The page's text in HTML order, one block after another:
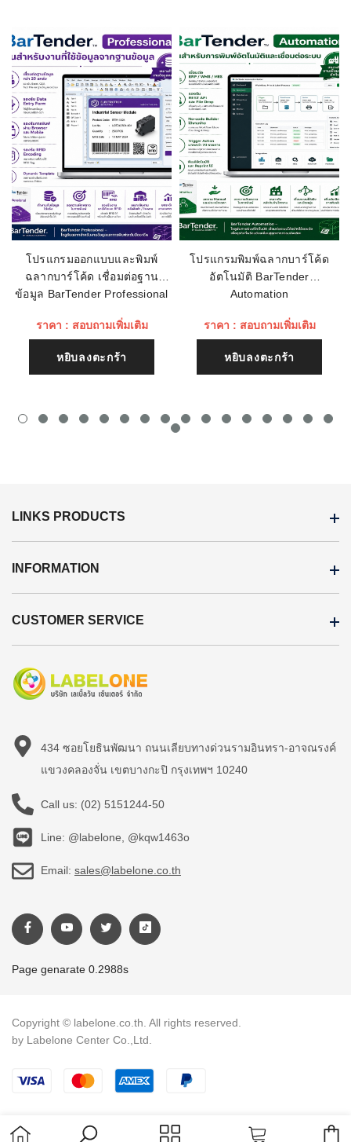
ขนาดกระดาษ:
Journal or Receipt: Roll paper 69.5 +/-
0.5(W) x dia. 83.0
สามารถทำสำเนา: 1 สำเนา
ขนาดตัวอักษร: 7 × 9 / 9 × 9
อีเมลล์
เรทติ่ง
ชื่อหัวข้อรีวิว
เนื้อหา (1500)
โปรแกรมออกแบบและพิมพ์
ฉลากบาร์โค้ด เชื่อมต่อฐาน
ข้อมูล BarTender Professional
ราคา : สอบถามเพิ่มเติม
หยิบลงตะกร้า
โปรแกรมพิมพ์ฉลากบาร์โค้ด
อัตโนมัติ BarTender
Automation
ราคา : สอบถามเพิ่มเติม
หยิบลงตะกร้า
LINKS PRODUCTS
INFORMATION
CUSTOMER SERVICE
434 ซอยโยธินพัฒนา ถนนเลียบทางด่วนรามอินทรา-อาจณรงค์
แขวงคลองจั่น เขตบางกะปิ กรุงเทพฯ 10240
Call us: (02) 5151244-50
Line: @labelone, @kqw1463o
Email: sales@labelone.co.th
Page genarate 0.2988s
Copyright © labelone.co.th. All rights reserved.
by Labelone Center Co.,Ltd.